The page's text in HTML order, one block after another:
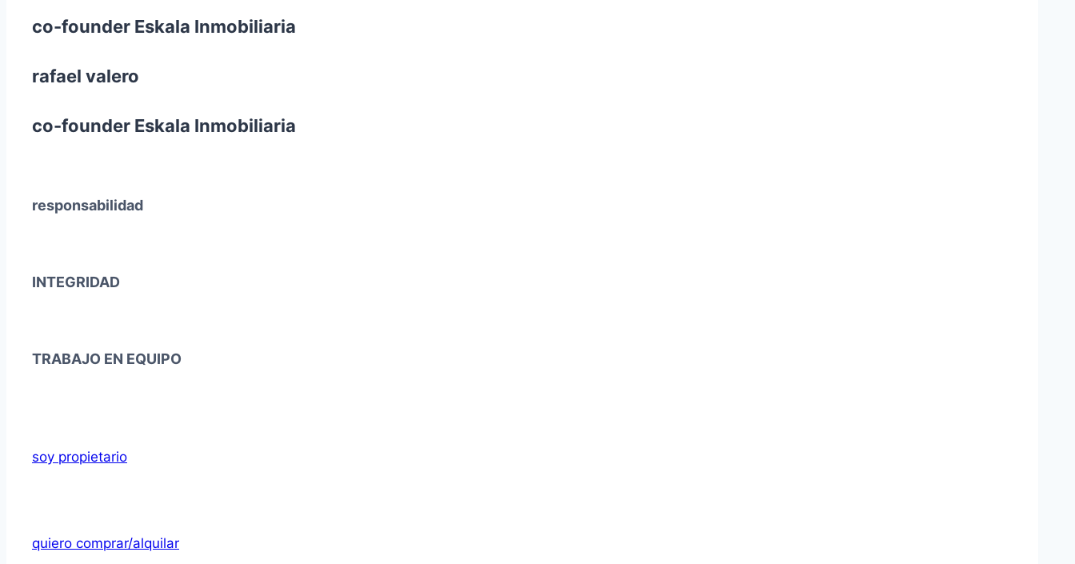
co-founder Eskala Inmobiliaria
rafael valero
co-founder Eskala Inmobiliaria
responsabilidad
INTEGRIDAD
TRABAJO EN EQUIPO
soy propietario
quiero comprar/alquilar